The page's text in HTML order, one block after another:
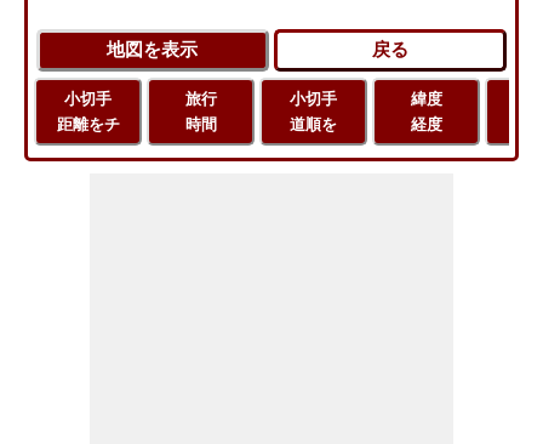
小切手
距離をチ
旅行
時間
小切手
道順を
緯度
経度